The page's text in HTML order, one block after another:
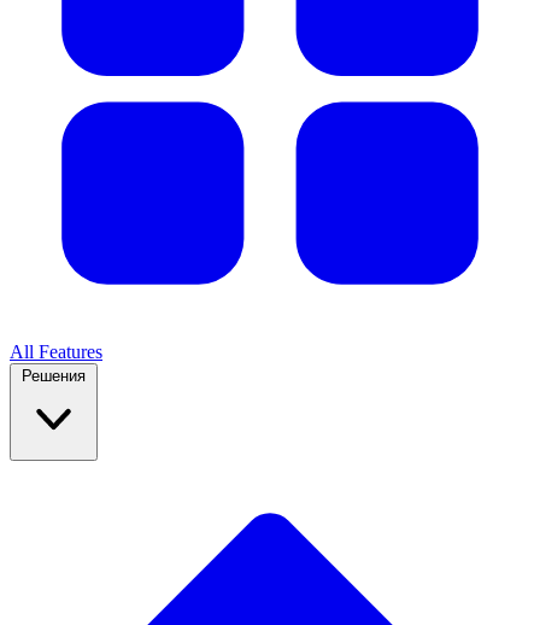
All Features